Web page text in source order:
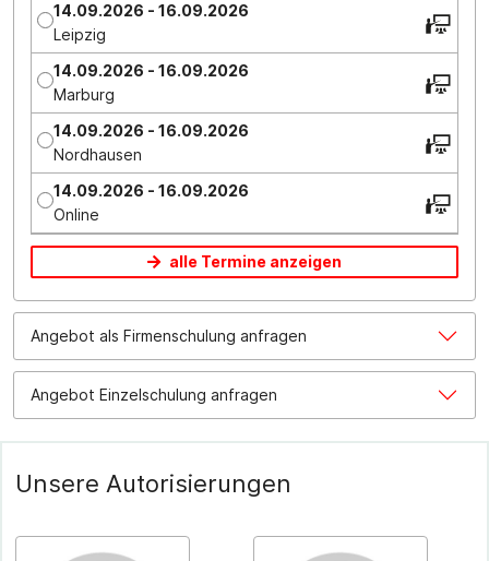
14.09.2026 - 16.09.2026
Leipzig
14.09.2026 - 16.09.2026
Marburg
14.09.2026 - 16.09.2026
Nordhausen
14.09.2026 - 16.09.2026
Online
alle Termine anzeigen
Angebot als Firmenschulung anfragen
Angebot Einzelschulung anfragen
Unsere Autorisierungen